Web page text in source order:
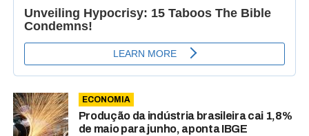
ECONOMIA
Produção da indústria brasileira cai 1,8%
de maio para junho, aponta IBGE